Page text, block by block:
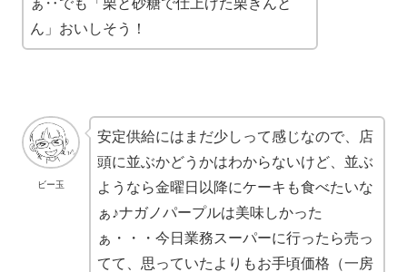
ぁ‥でも「栗と砂糖で仕上げた栗きんと
ん」おいしそう！
ビー玉
安定供給にはまだ少しって感じなので、店
頭に並ぶかどうかはわからないけど、並ぶ
ようなら金曜日以降にケーキも食べたいな
ぁ♪ナガノパープルは美味しかった
ぁ・・・今日業務スーパーに行ったら売っ
てて、思っていたよりもお手頃価格（一房